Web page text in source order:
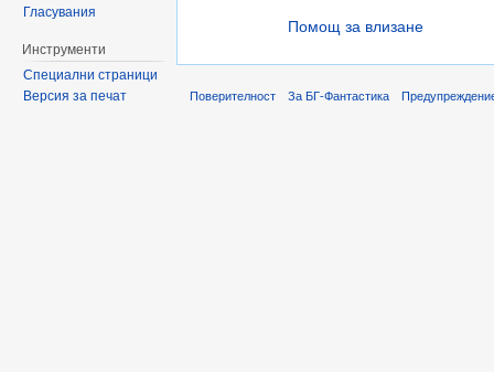
Помощ за влизане
Гласувания
Инструменти
Специални страници
Версия за печат
Поверителност За БГ-Фантастика